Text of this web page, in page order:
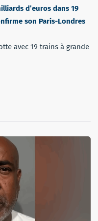
d’euros dans 19
son Paris-Londres
avec 19 trains à grande